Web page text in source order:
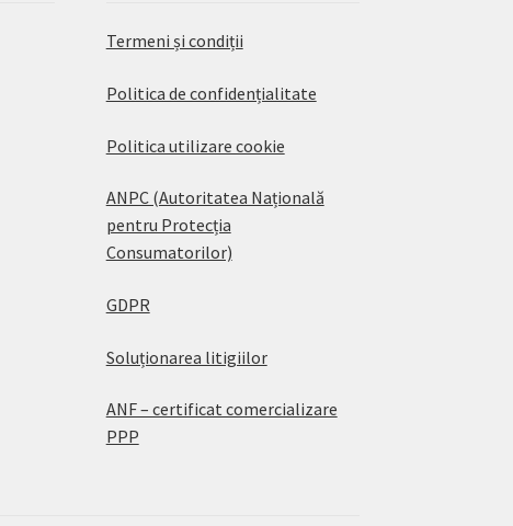
Termeni și condiții
Politica de confidențialitate
Politica utilizare cookie
ANPC (Autoritatea Națională
pentru Protecția
Consumatorilor)
GDPR
Soluționarea litigiilor
ANF – certificat comercializare
PPP